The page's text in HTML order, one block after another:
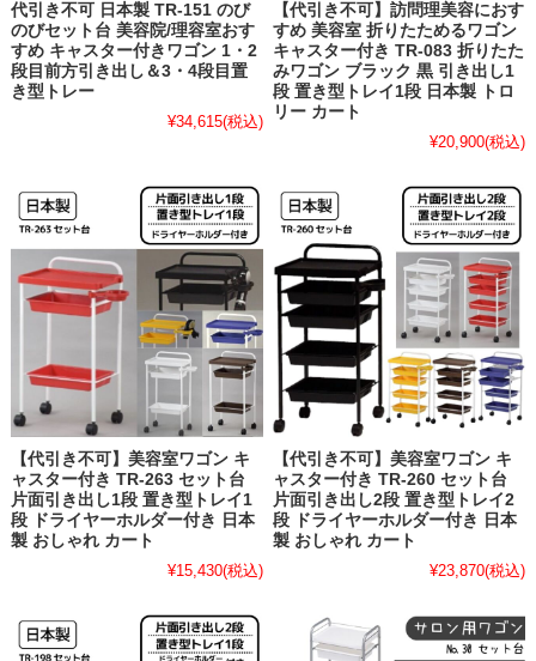
代引き不可 日本製 TR-151 のび
のびセット台 美容院/理容室おす
すめ キャスター付きワゴン 1・2
段目前方引き出し＆3・4段目置
き型トレー
¥34,615(税込)
【代引き不可】訪問理美容におす
すめ 美容室 折りたためるワゴン
キャスター付き TR-083 折りたた
みワゴン ブラック 黒 引き出し1
段 置き型トレイ1段 日本製 トロ
リー カート
¥20,900(税込)
【代引き不可】美容室ワゴン キ
ャスター付き TR-263 セット台
片面引き出し1段 置き型トレイ1
段 ドライヤーホルダー付き 日本
製 おしゃれ カート
¥15,430(税込)
【代引き不可】美容室ワゴン キ
ャスター付き TR-260 セット台
片面引き出し2段 置き型トレイ2
段 ドライヤーホルダー付き 日本
製 おしゃれ カート
¥23,870(税込)